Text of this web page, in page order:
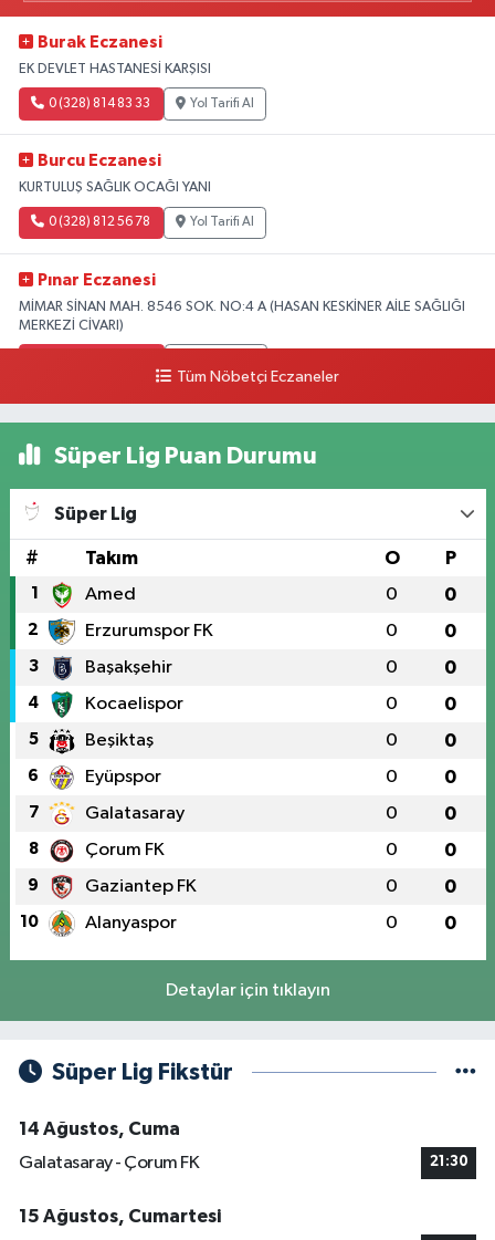
Burak Eczanesi
EK DEVLET HASTANESİ KARŞISI
0 (328) 814 83 33 Yol Tarifi Al
Burcu Eczanesi
KURTULUŞ SAĞLIK OCAĞI YANI
0 (328) 812 56 78 Yol Tarifi Al
Pınar Eczanesi
MİMAR SİNAN MAH. 8546 SOK. NO:4 A (HASAN KESKİNER AİLE SAĞLIĞI
MERKEZİ CİVARI)
Tüm Nöbetçi Eczaneler
Süper Lig Puan Durumu
Süper Lig
# Takım O P
1 Amed 0 0
2 Erzurumspor FK 0 0
3 Başakşehir 0 0
4 Kocaelispor 0 0
5 Beşiktaş 0 0
6 Eyüpspor 0 0
7 Galatasaray 0 0
8 Çorum FK 0 0
9 Gaziantep FK 0 0
10 Alanyaspor 0 0
Detaylar için tıklayın
Süper Lig Fikstür
14 Ağustos, Cuma
Galatasaray - Çorum FK
21:30
15 Ağustos, Cumartesi